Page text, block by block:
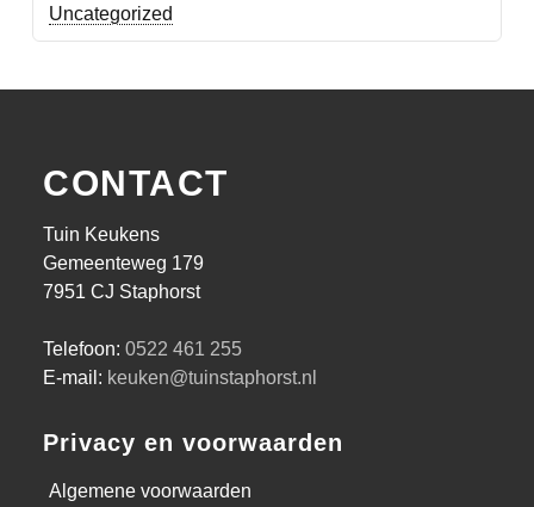
Uncategorized
CONTACT
Tuin Keukens
Gemeenteweg 179
7951 CJ Staphorst
Telefoon: 0522 461 255
E-mail: keuken@tuinstaphorst.nl
Privacy en voorwaarden
Algemene voorwaarden